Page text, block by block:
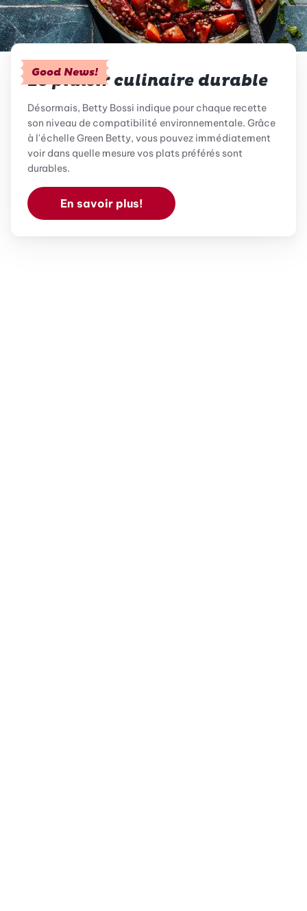
Good News!
Le plaisir culinaire durable
Désormais, Betty Bossi indique pour chaque recette
son niveau de compatibilité environnementale. Grâce
à l'échelle Green Betty, vous pouvez immédiatement
voir dans quelle mesure vos plats préférés sont
durables.
En savoir plus!